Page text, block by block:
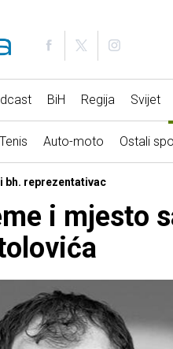
BiH Regija Svijet
Tenis Auto-moto Ostali
bh. reprezentativac
i mjesto